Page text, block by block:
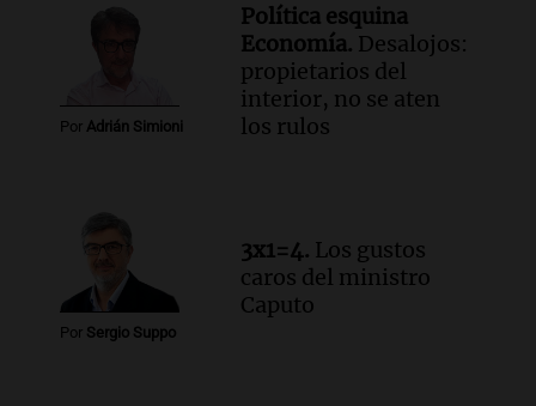
Audio.
Femicidio por fuego en el auto:
qué dijo la defensa del esposo acusado
Radioinforme 3
Episodios
por los medios
Episodios
Audio.Los gustos caros del ministro
Por Adrián Simioni
Política esquina
Economía. Desalojos:
propietarios del
interior, no se aten
los rulos
Por Sergio Suppo
3x1=4. Los gustos
caros del ministro
Caputo